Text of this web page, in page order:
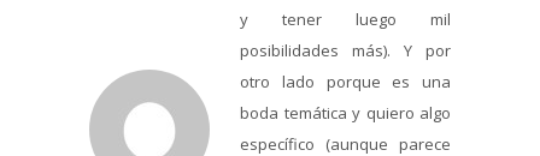
y tener luego mil
posibilidades más). Y por
otro lado porque es una
boda temática y quiero algo
específico (aunque parece